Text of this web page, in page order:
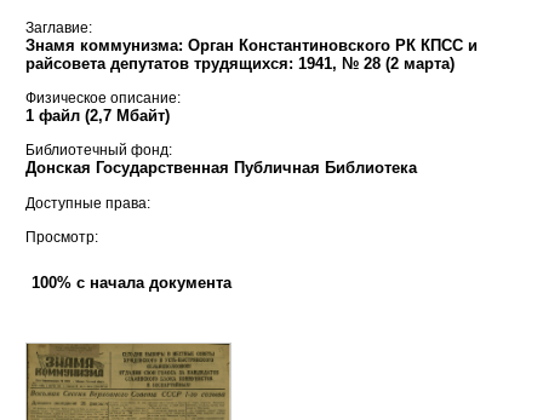
Заглавие:
Знамя коммунизма: Орган Константиновского РК КПСС и
райсовета депутатов трудящихся: 1941, № 28 (2 марта)
Физическое описание:
1 файл (2,7 Мбайт)
Библиотечный фонд:
Донская Государственная Публичная Библиотека
Доступные права:
Просмотр:
100% с начала документа